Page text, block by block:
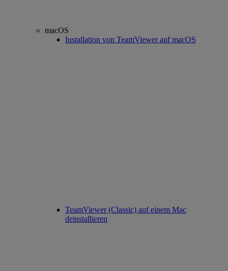
macOS
Installation von TeamViewer auf macOS
TeamViewer (Classic) auf einem Mac
deinstallieren